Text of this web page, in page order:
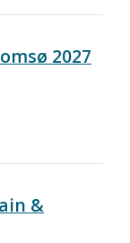
2027
&